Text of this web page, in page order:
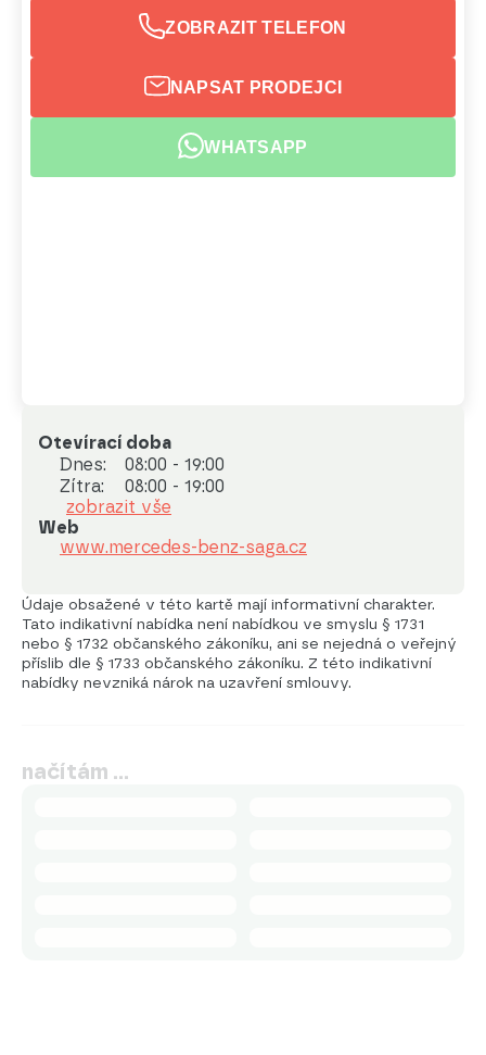
ZOBRAZIT TELEFON
NAPSAT PRODEJCI
WHATSAPP
Otevírací doba
Dnes:
08:00 - 19:00
Zítra:
08:00 - 19:00
zobrazit vše
Web
www.mercedes-benz-saga.cz
Údaje obsažené v této kartě mají informativní charakter.
Tato indikativní nabídka není nabídkou ve smyslu § 1731
nebo § 1732 občanského zákoníku, ani se nejedná o veřejný
příslib dle § 1733 občanského zákoníku. Z této indikativní
nabídky nevzniká nárok na uzavření smlouvy.
načítám …